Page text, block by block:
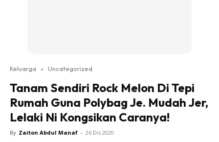
Keluarga » Uncategorized
Tanam Sendiri Rock Melon Di Tepi
Rumah Guna Polybag Je. Mudah Jer,
Lelaki Ni Kongsikan Caranya!
By Zaiton Abdul Manaf - 26 Dis 2020